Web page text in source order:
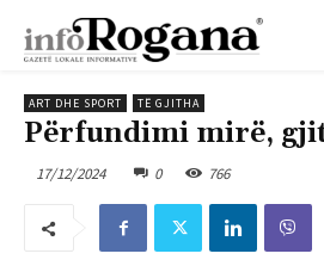
ART DHE SPORT TË GJITHA
Përfundimi mirë,
17/12/2024 0 766